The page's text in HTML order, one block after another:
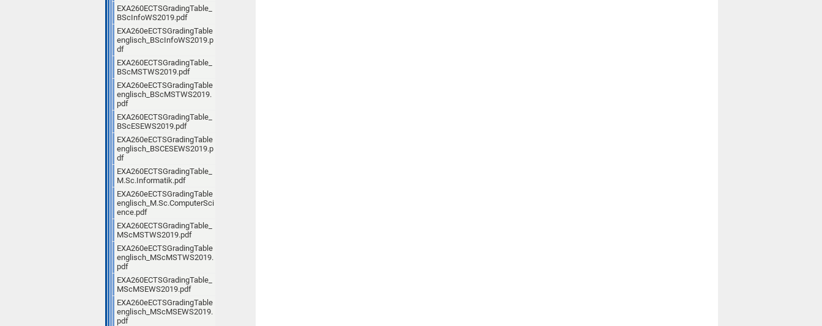
EXA260ECTSGradingTable_
BScInfoWS2019.pdf
EXA260eECTSGradingTable
englisch_BScInfoWS2019.p
df
EXA260ECTSGradingTable_
BScMSTWS2019.pdf
EXA260eECTSGradingTable
englisch_BScMSTWS2019.
pdf
EXA260ECTSGradingTable_
BScESEWS2019.pdf
EXA260eECTSGradingTable
englisch_BSCESEWS2019.p
df
EXA260ECTSGradingTable_
M.Sc.Informatik.pdf
EXA260eECTSGradingTable
englisch_M.Sc.ComputerSci
ence.pdf
EXA260ECTSGradingTable_
MScMSTWS2019.pdf
EXA260eECTSGradingTable
englisch_MScMSTWS2019.
pdf
EXA260ECTSGradingTable_
MScMSEWS2019.pdf
EXA260eECTSGradingTable
englisch_MScMSEWS2019.
pdf